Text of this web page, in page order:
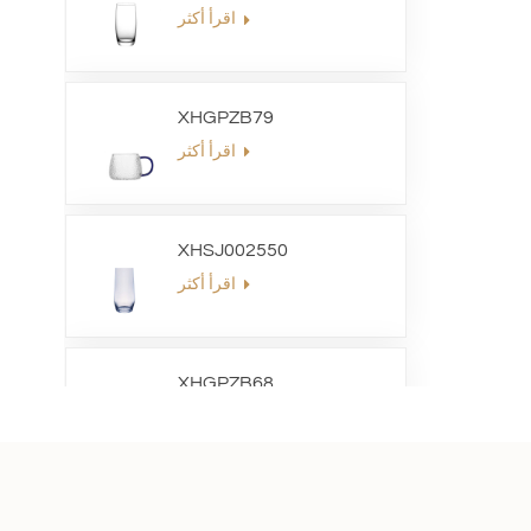
XHGPZB79
XHSJ002550
XHGPZB68